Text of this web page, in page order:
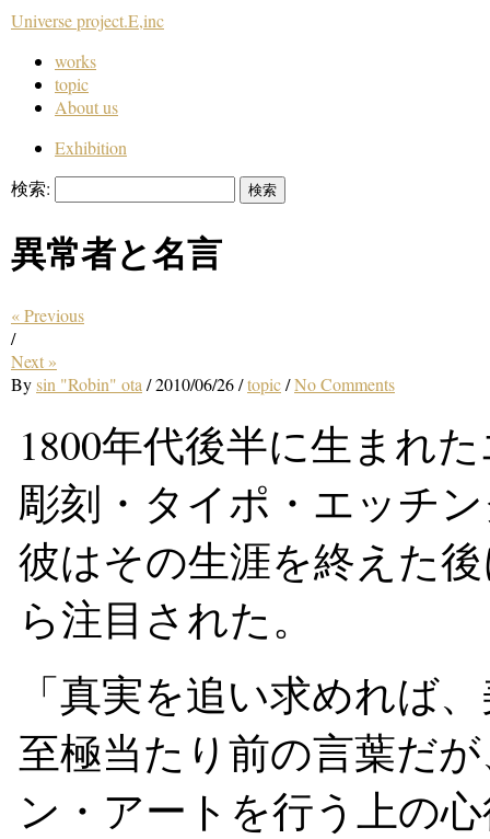
Universe project.E,inc
works
topic
About us
Exhibition
検索:
異常者と名言
« Previous
/
Next »
Bysin "Robin" ota /2010/06/26/topic/No Comments
1800年代後半に生まれ
彫刻・タイポ・エッチ
彼はその生涯を終えた
ら注目された。
「真実を追い求めれば
至極当たり前の言葉だ
ン・アートを行う上の